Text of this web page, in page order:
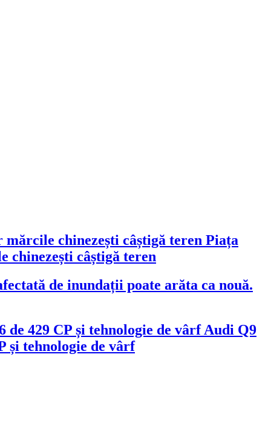
Piața
chinezești câștigă teren
de inundații poate arăta ca nouă.
Audi Q9
și tehnologie de vârf